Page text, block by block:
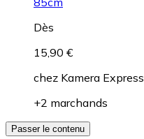
Dès
15,90 €
chez Kamera Express
+2 marchands
Passer le contenu